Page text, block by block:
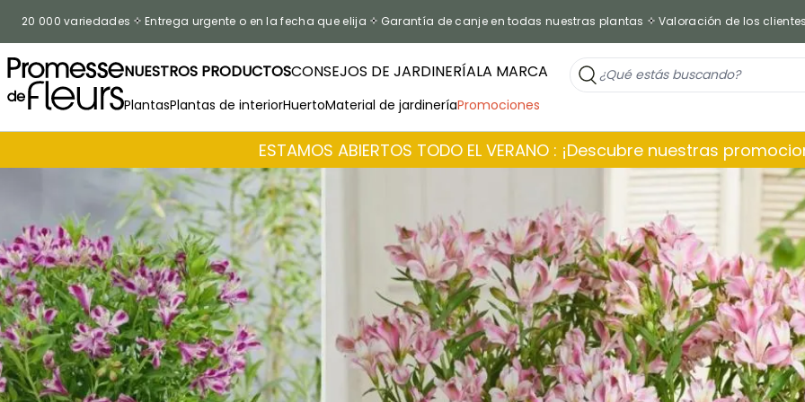
20 000 variedades Entrega urgente o en la fecha que elija Garantía de canje en todas nuestras plantas Valoración de los
NUESTROS PRODUCTOSCONSEJOS DE JARDINERÍALA MARCA
PlantasPlantas de interiorHuertoMaterial de jardineríaPromociones
ESTAMOS ABIERTOS TODO EL VERANO : ¡Descubre nuestras